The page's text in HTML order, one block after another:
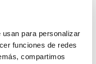
para personalizar
funciones de redes
compartimos